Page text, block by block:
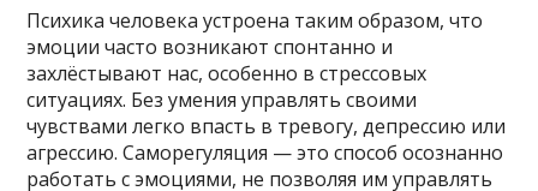
Психика человека устроена таким образом, что
эмоции часто возникают спонтанно и
захлёстывают нас, особенно в стрессовых
ситуациях. Без умения управлять своими
чувствами легко впасть в тревогу, депрессию или
агрессию. Саморегуляция — это способ осознанно
работать с эмоциями, не позволяя им управлять